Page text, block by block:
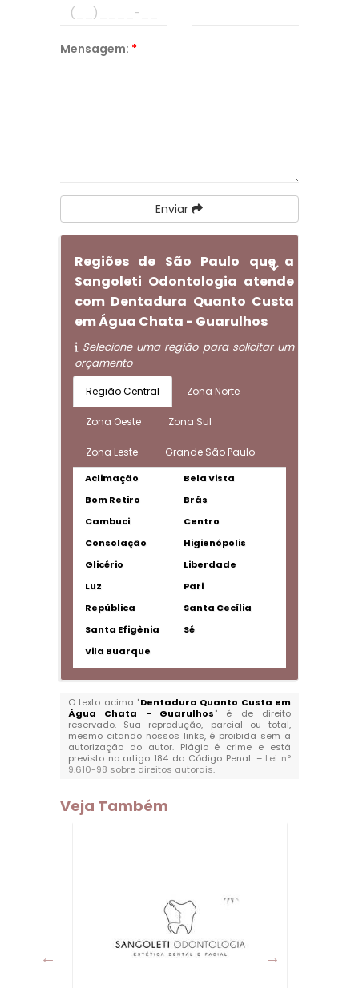
Mensagem: *
Enviar
Regiões de São Paulo que a
Sangoleti Odontologia atende
com Dentadura Quanto Custa
em Água Chata - Guarulhos
Selecione uma região para solicitar um
orçamento
Região Central Zona Norte
Zona Oeste Zona Sul
Zona Leste Grande São Paulo
Aclimação
Bela Vista
Bom Retiro
Brás
Cambuci
Centro
Consolação
Higienópolis
Glicério
Liberdade
Luz
Pari
República
Santa Cecília
Santa Efigênia
Sé
Vila Buarque
O texto acima "Dentadura Quanto Custa em
Água Chata - Guarulhos" é de direito
reservado. Sua reprodução, parcial ou total,
mesmo citando nossos links, é proibida sem a
autorização do autor. Plágio é crime e está
previsto no artigo 184 do Código Penal. – Lei n°
9.610-98 sobre direitos autorais.
Veja Também